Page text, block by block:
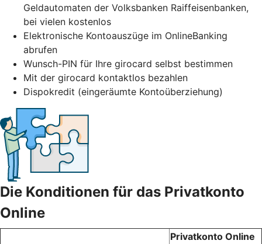
Geldautomaten der Volksbanken Raiffeisenbanken,
bei vielen kostenlos
Elektronische Kontoauszüge im OnlineBanking
abrufen
Wunsch-PIN für Ihre girocard selbst bestimmen
Mit der girocard kontaktlos bezahlen
Dispokredit (eingeräumte Kontoüberziehung)
Die Konditionen für das Privatkonto
Online
Privatkonto Online